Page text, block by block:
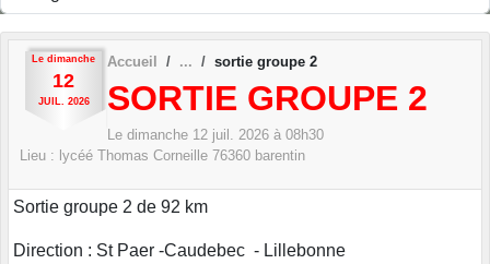
Le dimanche
12
JUIL. 2026
Accueil sortie groupe 2
SORTIE GROUPE 2
Le dimanche 12 juil. 2026 à 08h30
Lieu : lycéé Thomas Corneille 76360 barentin
Sortie groupe 2 de 92 km
Direction : St Paer -Caudebec - Lillebonne